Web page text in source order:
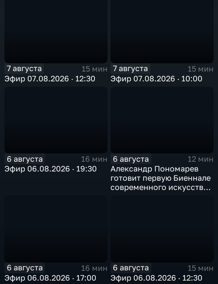
7 августа
15 мин
Эфир 07.08.2026 · 12:30
7 августа
15 мин
Эфир 07.08.2026 · 10:00
6 августа
16 мин
Эфир 06.08.2026 · 19:30
6 августа
12 мин
Александр Пономарев
готовит первую Биеннале
современного искусства
6 августа
16 мин
Эфир 06.08.2026 · 17:00
6 августа
15 мин
Эфир 06.08.2026 · 12:30